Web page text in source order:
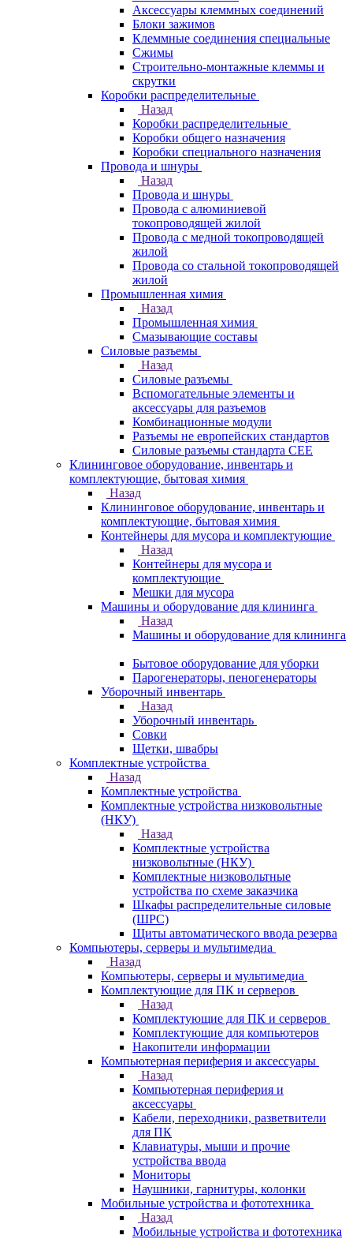
Аксессуары клеммных соединений
Блоки зажимов
Клеммные соединения специальные
Сжимы
Строительно-монтажные клеммы и
скрутки
Коробки распределительные
Назад
Коробки распределительные
Коробки общего назначения
Коробки специального назначения
Провода и шнуры
Назад
Провода и шнуры
Провода с алюминиевой
токопроводящей жилой
Провода с медной токопроводящей
жилой
Провода со стальной токопроводящей
жилой
Промышленная химия
Назад
Промышленная химия
Смазывающие составы
Силовые разъемы
Назад
Силовые разъемы
Вспомогательные элементы и
аксессуары для разъемов
Комбинационные модули
Разъемы не европейских стандартов
Силовые разъемы стандарта CEE
Клининговое оборудование, инвентарь и
комплектующие, бытовая химия
Назад
Клининговое оборудование, инвентарь и
комплектующие, бытовая химия
Контейнеры для мусора и комплектующие
Назад
Контейнеры для мусора и
комплектующие
Мешки для мусора
Машины и оборудование для клининга
Назад
Машины и оборудование для клининга
Бытовое оборудование для уборки
Парогенераторы, пеногенераторы
Уборочный инвентарь
Назад
Уборочный инвентарь
Совки
Щетки, швабры
Комплектные устройства
Назад
Комплектные устройства
Комплектные устройства низковольтные
(НКУ)
Назад
Комплектные устройства
низковольтные (НКУ)
Комплектные низковольтные
устройства по схеме заказчика
Шкафы распределительные силовые
(ШРС)
Щиты автоматического ввода резерва
Компьютеры, серверы и мультимедиа
Назад
Компьютеры, серверы и мультимедиа
Комплектующие для ПК и серверов
Назад
Комплектующие для ПК и серверов
Комплектующие для компьютеров
Накопители информации
Компьютерная периферия и аксессуары
Назад
Компьютерная периферия и
аксессуары
Кабели, переходники, разветвители
для ПК
Клавиатуры, мыши и прочие
устройства ввода
Мониторы
Наушники, гарнитуры, колонки
Мобильные устройства и фототехника
Назад
Мобильные устройства и фототехника